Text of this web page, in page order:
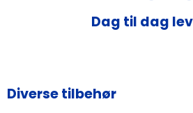
Dag til dag
Diverse tilbehør